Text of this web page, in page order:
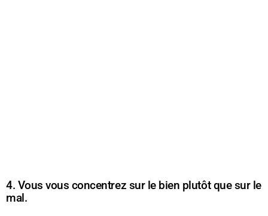
4. Vous vous concentrez sur le bien plutôt que sur le
mal.